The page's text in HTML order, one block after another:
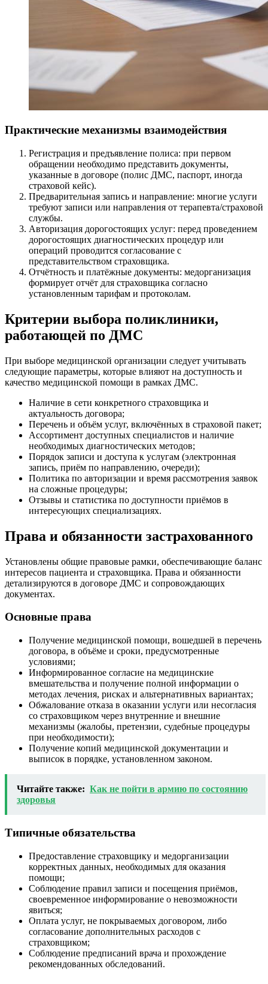
Практические механизмы взаимодействия
Регистрация и предъявление полиса: при первом
обращении необходимо представить документы,
указанные в договоре (полис ДМС, паспорт, иногда
страховой кейс).
Предварительная запись и направление: многие услуги
требуют записи или направления от терапевта/страховой
службы.
Авторизация дорогостоящих услуг: перед проведением
дорогостоящих диагностических процедур или
операций проводится согласование с
представительством страховщика.
Отчётность и платёжные документы: медорганизация
формирует отчёт для страховщика согласно
установленным тарифам и протоколам.
Критерии выбора поликлиники,
работающей по ДМС
При выборе медицинской организации следует учитывать
следующие параметры, которые влияют на доступность и
качество медицинской помощи в рамках ДМС.
Наличие в сети конкретного страховщика и
актуальность договора;
Перечень и объём услуг, включённых в страховой пакет;
Ассортимент доступных специалистов и наличие
необходимых диагностических методов;
Порядок записи и доступа к услугам (электронная
запись, приём по направлению, очереди);
Политика по авторизации и время рассмотрения заявок
на сложные процедуры;
Отзывы и статистика по доступности приёмов в
интересующих специализациях.
Права и обязанности застрахованного
Установлены общие правовые рамки, обеспечивающие баланс
интересов пациента и страховщика. Права и обязанности
детализируются в договоре ДМС и сопровождающих
документах.
Основные права
Получение медицинской помощи, вошедшей в перечень
договора, в объёме и сроки, предусмотренные
условиями;
Информированное согласие на медицинские
вмешательства и получение полной информации о
методах лечения, рисках и альтернативных вариантах;
Обжалование отказа в оказании услуги или несогласия
со страховщиком через внутренние и внешние
механизмы (жалобы, претензии, судебные процедуры
при необходимости);
Получение копий медицинской документации и
выписок в порядке, установленном законом.
Читайте также: Как не пойти в армию по состоянию
здоровья
Типичные обязательства
Предоставление страховщику и медорганизации
корректных данных, необходимых для оказания
помощи;
Соблюдение правил записи и посещения приёмов,
своевременное информирование о невозможности
явиться;
Оплата услуг, не покрываемых договором, либо
согласование дополнительных расходов с
страховщиком;
Соблюдение предписаний врача и прохождение
рекомендованных обследований.